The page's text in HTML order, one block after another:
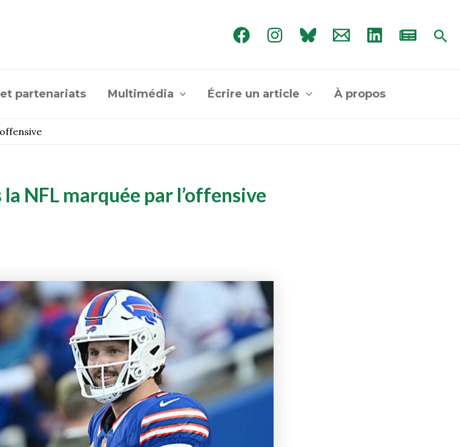
partenariats Multimédia Écrire un article À propos
NFL marquée par l’offensive